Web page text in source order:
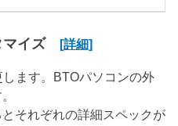
マイズ [詳細]
ます。BTOパソコンの外
それぞれの詳細スペックが